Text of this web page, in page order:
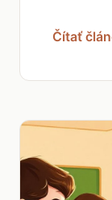
Čítať